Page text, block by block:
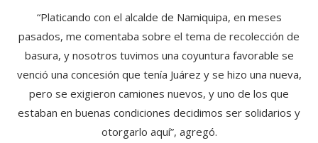
“Platicando con el alcalde de Namiquipa, en meses
pasados, me comentaba sobre el tema de recolección de
basura, y nosotros tuvimos una coyuntura favorable se
venció una concesión que tenía Juárez y se hizo una nueva,
pero se exigieron camiones nuevos, y uno de los que
estaban en buenas condiciones decidimos ser solidarios y
otorgarlo aquí”, agregó.